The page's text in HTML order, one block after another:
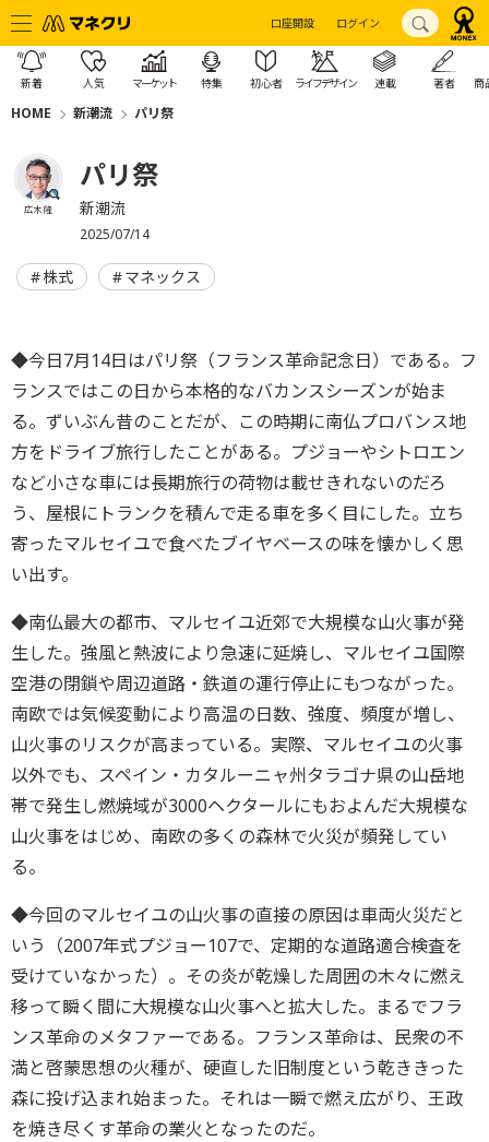
口座開設 ログイン
新着 人気 マーケット 特集 初心者 ライフデザイン 連載 著者 商
HOME 新潮流 パリ祭
広木 隆
パリ祭
新潮流
2025/07/14
株式 マネックス
◆今日7月14日はパリ祭（フランス革命記念日）である。フ
ランスではこの日から本格的なバカンスシーズンが始ま
る。ずいぶん昔のことだが、この時期に南仏プロバンス地
方をドライブ旅行したことがある。プジョーやシトロエン
など小さな車には長期旅行の荷物は載せきれないのだろ
う、屋根にトランクを積んで走る車を多く目にした。立ち
寄ったマルセイユで食べたブイヤベースの味を懐かしく思
い出す。
◆南仏最大の都市、マルセイユ近郊で大規模な山火事が発
生した。強風と熱波により急速に延焼し、マルセイユ国際
空港の閉鎖や周辺道路・鉄道の運行停止にもつながった。
南欧では気候変動により高温の日数、強度、頻度が増し、
山火事のリスクが高まっている。実際、マルセイユの火事
以外でも、スペイン・カタルーニャ州タラゴナ県の山岳地
帯で発生し燃焼域が3000ヘクタールにもおよんだ大規模な
山火事をはじめ、南欧の多くの森林で火災が頻発してい
る。
◆今回のマルセイユの山火事の直接の原因は車両火災だと
いう（2007年式プジョー107で、定期的な道路適合検査を
受けていなかった）。その炎が乾燥した周囲の木々に燃え
移って瞬く間に大規模な山火事へと拡大した。まるでフラ
ンス革命のメタファーである。フランス革命は、民衆の不
満と啓蒙思想の火種が、硬直した旧制度という乾ききった
森に投げ込まれ始まった。それは一瞬で燃え広がり、王政
を焼き尽くす革命の業火となったのだ。